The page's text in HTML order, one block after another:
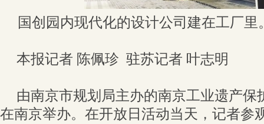
国创园内现代化的设计公司建在工厂
本报记者 陈佩珍 驻苏记者 叶志明
由南京市规划局主办的南京工业遗产保
在南京举办。在开放日活动当天，记者参